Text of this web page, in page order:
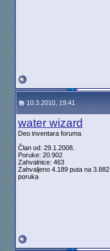
10.3.2010, 19:41
water wizard
Deo inventara foruma
Član od: 29.1.2008.
Poruke: 20.902
Zahvalnice: 463
Zahvaljeno 4.189 puta na 3.882
poruka